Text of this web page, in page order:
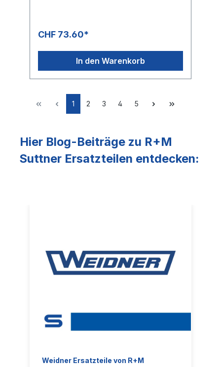
CHF 73.60*
In den Warenkorb
1 2 3 4 5
Hier Blog-Beiträge zu R+M
Suttner Ersatzteilen entdecken:
Weidner Ersatzteile von R+M